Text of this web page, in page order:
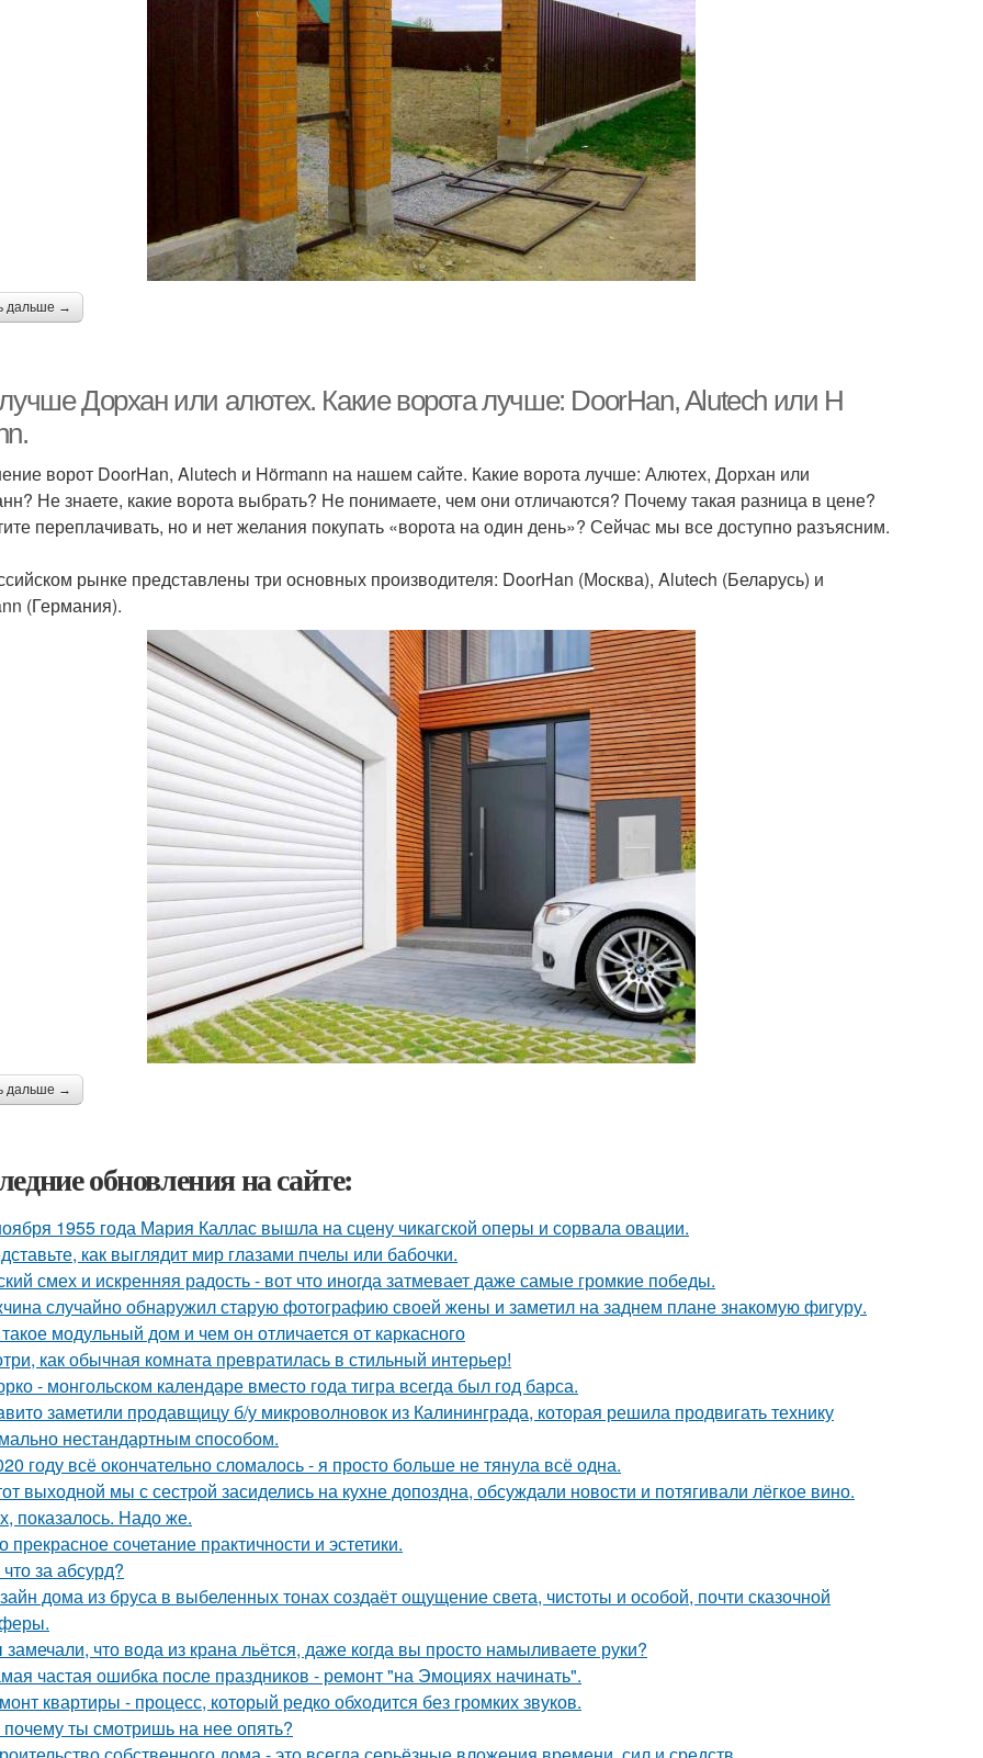
дальше →
Дорхан или алютех. Какие ворота лучше: DoorHan, Alutech или H
ворот DoorHan, Alutech и Hörmann на нашем сайте. Какие ворота лучше: Алютех, Дорхан или
Не знаете, какие ворота выбрать? Не понимаете, чем они отличаются? Почему такая разница в цене?
переплачивать, но и нет желания покупать «ворота на один день»? Сейчас мы все доступно разъясним.
рынке представлены три основных производителя: DoorHan (Москва), Alutech (Беларусь) и
(Германия).
дальше →
обновления на сайте:
1955 года Мария Каллас вышла на сцену чикагской оперы и сорвала овации.
как выглядит мир глазами пчелы или бабочки.
смех и искренняя радость - вот что иногда затмевает даже самые громкие победы.
случайно обнаружил старую фотографию своей жены и заметил на заднем плане знакомую фигуру.
модульный дом и чем он отличается от каркасного
как обычная комната превратилась в стильный интерьер!
- монгольском календаре вместо года тигра всегда был год барса.
заметили продавщицу б/у микроволновок из Калининграда, которая решила продвигать технику
нестандартным cпособом.
году всё окончательно сломалось - я просто больше не тянула всё одна.
выходной мы с сестрой засиделись на кухне допоздна, обсуждали новости и потягивали лёгкое вино.
показалось. Надо же.
прекрасное сочетание практичности и эстетики.
за абсурд?
дома из бруса в выбеленных тонах создаёт ощущение света, чистоты и особой, почти сказочной
что вода из крана льётся, даже когда вы просто намыливаете руки?
частая ошибка после праздников - ремонт "на Эмоциях начинать".
квартиры - процесс, который редко обходится без громких звуков.
ты смотришь на нее опять?